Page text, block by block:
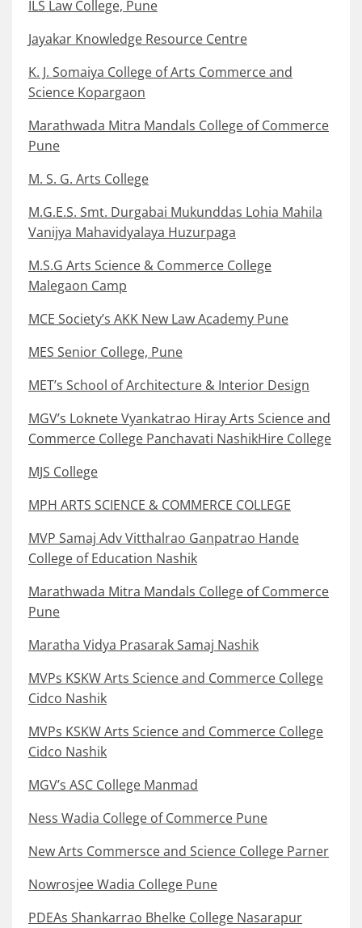
ILS Law College, Pune
Jayakar Knowledge Resource Centre
K. J. Somaiya College of Arts Commerce and
Science Kopargaon
Marathwada Mitra Mandals College of Commerce
Pune
M. S. G. Arts College
M.G.E.S. Smt. Durgabai Mukunddas Lohia Mahila
Vanijya Mahavidyalaya Huzurpaga
M.S.G Arts Science & Commerce College
Malegaon Camp
MCE Society’s AKK New Law Academy Pune
MES Senior College, Pune
MET’s School of Architecture & Interior Design
MGV’s Loknete Vyankatrao Hiray Arts Science and
Commerce College Panchavati NashikHire College
MJS College
MPH ARTS SCIENCE & COMMERCE COLLEGE
MVP Samaj Adv Vitthalrao Ganpatrao Hande
College of Education Nashik
Marathwada Mitra Mandals College of Commerce
Pune
Maratha Vidya Prasarak Samaj Nashik
MVPs KSKW Arts Science and Commerce College
Cidco Nashik
MVPs KSKW Arts Science and Commerce College
Cidco Nashik
MGV’s ASC College Manmad
Ness Wadia College of Commerce Pune
New Arts Commersce and Science College Parner
Nowrosjee Wadia College Pune
PDEAs Shankarrao Bhelke College Nasarapur